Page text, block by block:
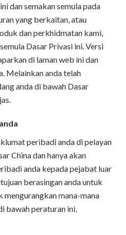
dan semakan semula pada
yang berkaitan, atau
dan perkhidmatan kami,
Dasar Privasi ini. Versi
di laman web ini dan
Melainkan anda telah
anda di bawah Dasar
peribadi anda di pelayan
China dan hanya akan
anda kepada pejabat luar
berasingan anda untuk
mengurangkan mana-mana
bawah peraturan ini,